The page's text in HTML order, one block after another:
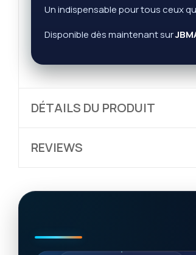
Un indispensable pour tous ceux
Disponible dès maintenant sur
DÉTAILS DU PRODUIT
REVIEWS